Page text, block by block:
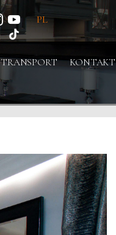
PL
TRANSPORT KONTAKT